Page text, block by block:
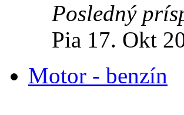
Posledný
Pia 17. Okt
Motor - benzín